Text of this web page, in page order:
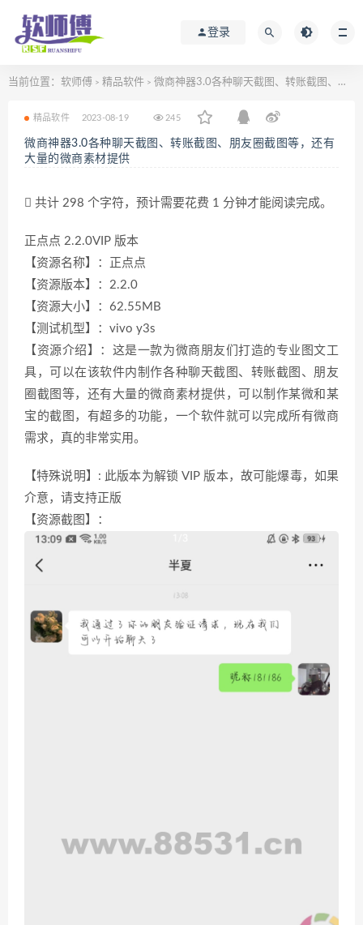
登录
当前位置： 软师傅 > 精品软件 > 微商神器3.0各种聊天截图、转账截图、朋友圈截图等，还有大量的微商素材提供
精品软件 2023-08-19 245
微商神器3.0各种聊天截图、转账截图、朋友圈截图等，还有
大量的微商素材提供
共计 298 个字符，预计需要花费 1 分钟才能阅读完成。
正点点 2.2.0VIP 版本
【资源名称】：正点点
【资源版本】：2.2.0
【资源大小】：62.55MB
【测试机型】：vivo y3s
【资源介绍】：这是一款为微商朋友们打造的专业图文工
具，可以在该软件内制作各种聊天截图、转账截图、朋友
圈截图等，还有大量的微商素材提供，可以制作某微和某
宝的截图，有超多的功能，一个软件就可以完成所有微商
需求，真的非常实用。
【特殊说明】: 此版本为解锁 VIP 版本，故可能爆毒，如果
介意，请支持正版
【资源截图】：